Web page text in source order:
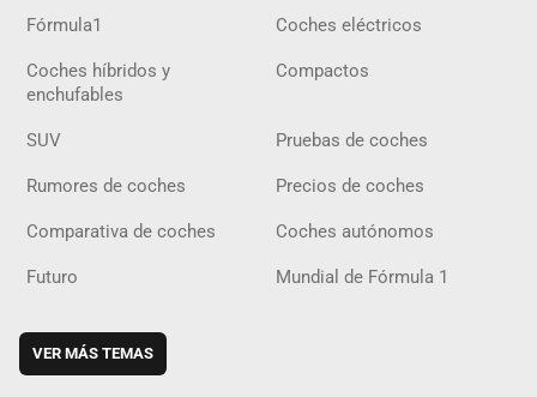
Fórmula1 Coches eléctricos
Coches híbridos y
enchufables
Compactos
SUV Pruebas de coches
Rumores de coches Precios de coches
Comparativa de coches Coches autónomos
Futuro Mundial de Fórmula 1
VER MÁS TEMAS